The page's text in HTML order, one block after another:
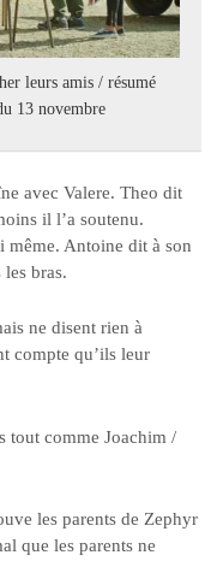
leurs amis / résumé
13 novembre
avec Valere. Theo dit
il l’a soutenu.
même. Antoine dit à son
bras.
ne disent rien à
compte qu’ils leur
tout comme Joachim /
les parents de Zephyr
que les parents ne